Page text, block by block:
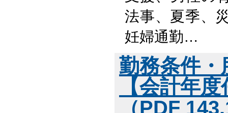
法事、夏季、
妊婦通勤…
勤務条件
【会計年
（PDF